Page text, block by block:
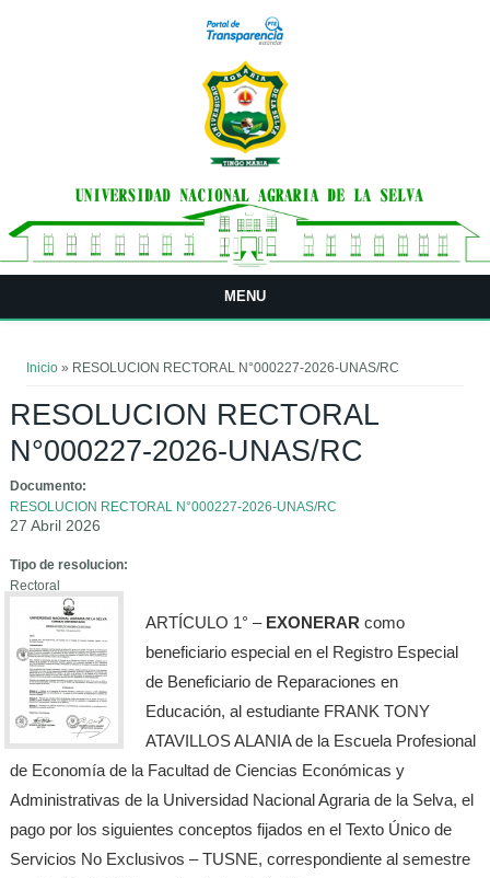
MENU
Inicio » RESOLUCION RECTORAL N°000227-2026-UNAS/RC
RESOLUCION RECTORAL
N°000227-2026-UNAS/RC
Documento:
RESOLUCION RECTORAL N°000227-2026-UNAS/RC
27 Abril 2026
Tipo de resolucion:
Rectoral
ARTÍCULO 1° – EXONERAR como
beneficiario especial en el Registro Especial
de Beneficiario de Reparaciones en
Educación, al estudiante FRANK TONY
ATAVILLOS ALANIA de la Escuela Profesional
de Economía de la Facultad de Ciencias Económicas y
Administrativas de la Universidad Nacional Agraria de la Selva, el
pago por los siguientes conceptos fijados en el Texto Único de
Servicios No Exclusivos – TUSNE, correspondiente al semestre